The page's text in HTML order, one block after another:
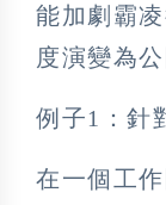
能加劇霸
度演變為
例子1：針
在一個工